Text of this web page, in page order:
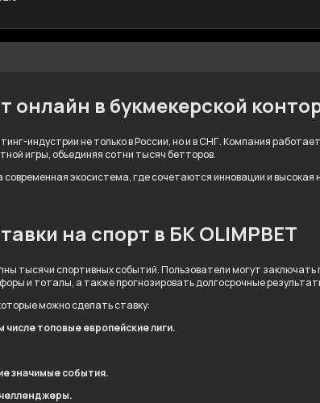
онлайн в букмекерской
индустрии не только в России, но и в СНГ. Компания
игры, объединяя сотни тысяч бетторов.
современная экосистема, где сочетаются инновации и высокая
на спорт в БК OLIMPBET
тысячи спортивных событий. Пользователи могут заключать
и тоталы, а также прогнозировать долгосрочные
можно сделать ставку:
топовые европейские лиги.
значимые события.
челленджеры.